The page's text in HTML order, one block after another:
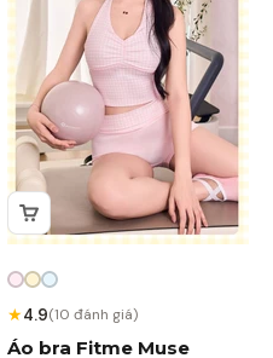
★4.9(10 đánh giá)
Áo bra Fitme Muse